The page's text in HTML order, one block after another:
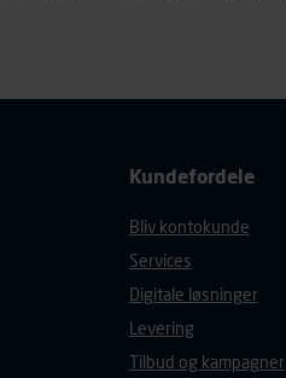
Kundefordele
Bliv kontokunde
Services
Digitale løsninger
Levering
Tilbud og kampagner